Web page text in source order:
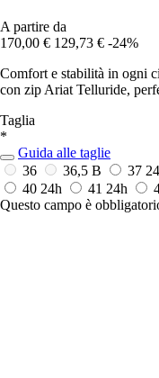
A partire da
170,00 € 129,73 € -24%
Comfort e stabilità in ogni
con zip Ariat Telluride,
Taglia
*
Guida alle taglie
36
36,5 B 37
40 24h 41 24h
Questo campo è